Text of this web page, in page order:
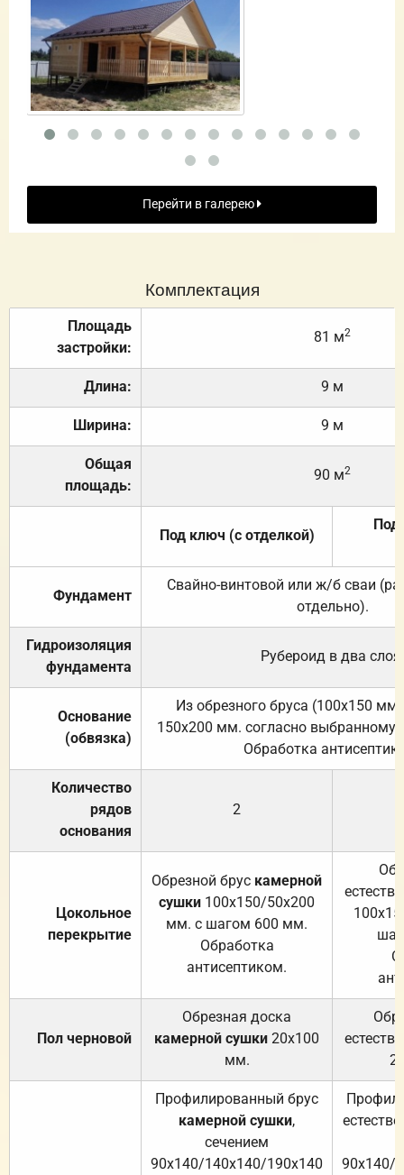
Перейти в галерею
Комплектация
Площадь
застройки:
81 м2
Длина: 9 м
Ширина: 9 м
Общая
площадь:
90 м2
Под ключ (с отделкой)
Под
Фундамент
Свайно-винтовой или ж/б сваи
отдельно).
Гидроизоляция
фундамента
Рубероид в два слоя.
Основание
(обвязка)
Из обрезного бруса (100х150
150х200 мм. согласно выбранному
Обработка
Количество
рядов
основания
2
Цокольное
перекрытие
Обрезной брус камерной
сушки 100х150/50х200
мм. с шагом 600 мм.
Обработка
антисептиком.
Пол черновой
Обрезная доска
камерной сушки 20х100
мм.
Профилированный брус
камерной сушки,
сечением
90х140/140х140/190х140
90х140/